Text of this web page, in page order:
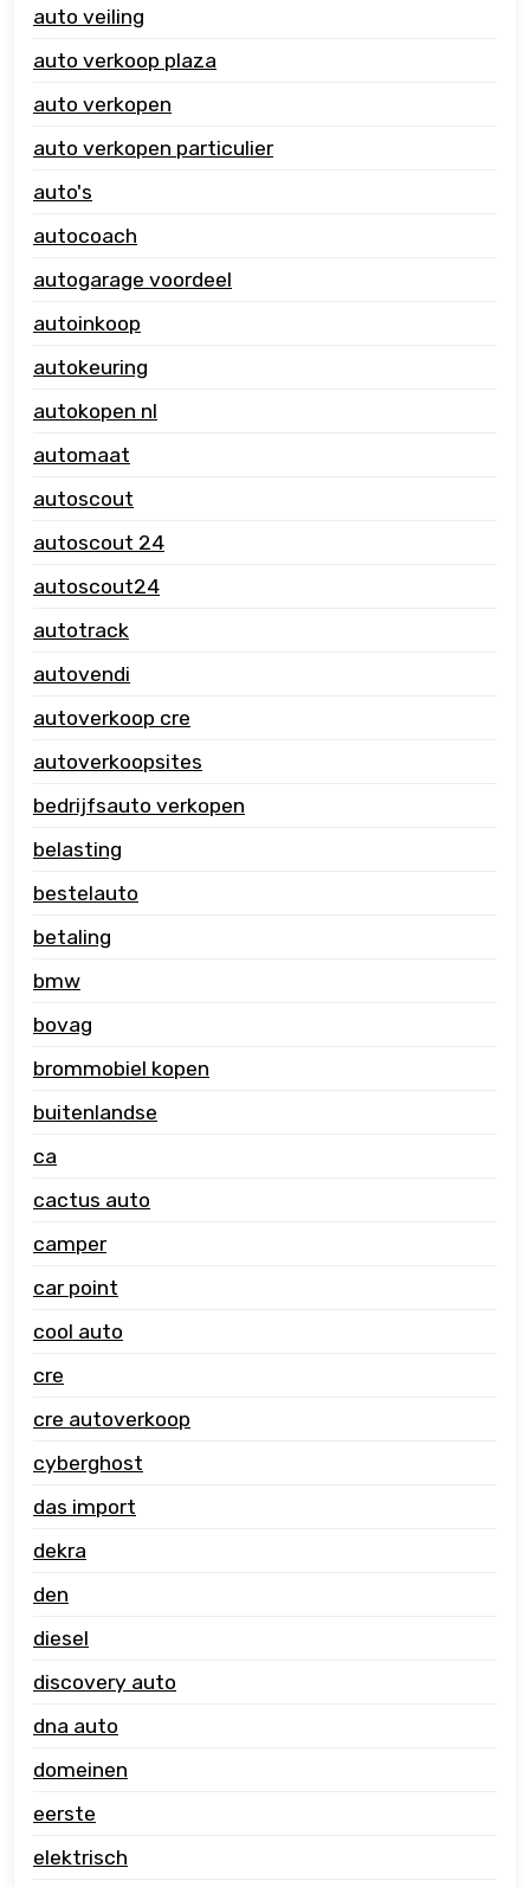
auto veiling
auto verkoop plaza
auto verkopen
auto verkopen particulier
auto's
autocoach
autogarage voordeel
autoinkoop
autokeuring
autokopen nl
automaat
autoscout
autoscout 24
autoscout24
autotrack
autovendi
autoverkoop cre
autoverkoopsites
bedrijfsauto verkopen
belasting
bestelauto
betaling
bmw
bovag
brommobiel kopen
buitenlandse
ca
cactus auto
camper
car point
cool auto
cre
cre autoverkoop
cyberghost
das import
dekra
den
diesel
discovery auto
dna auto
domeinen
eerste
elektrisch